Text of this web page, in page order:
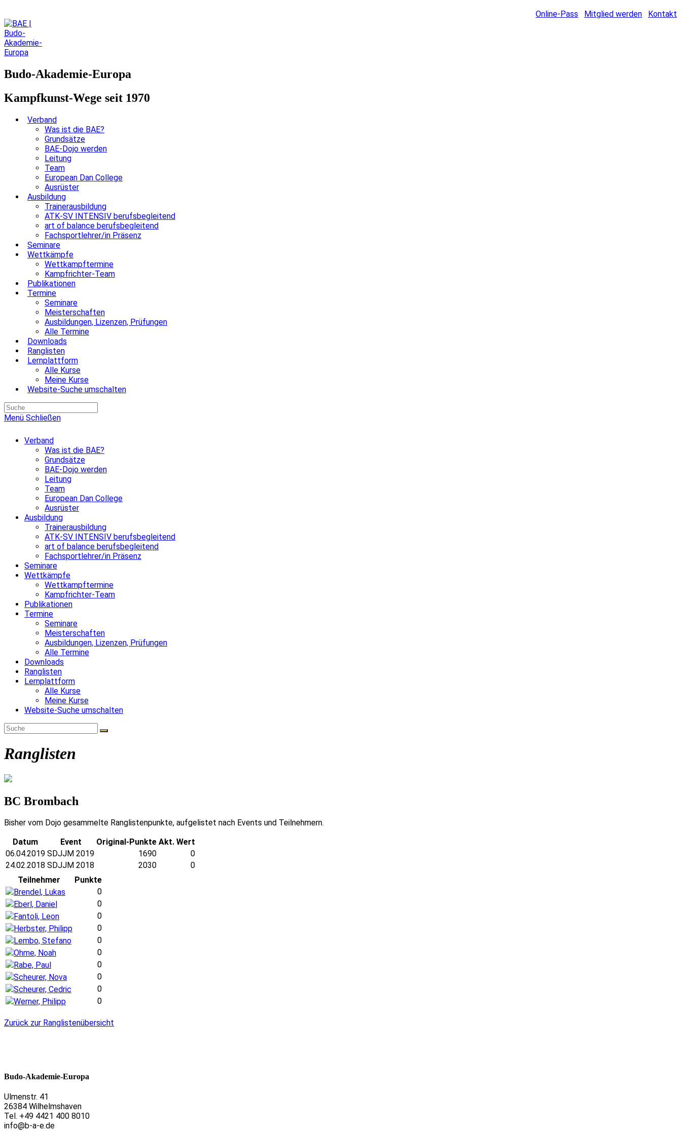
Online-Pass Mitglied werden Kontakt
Budo-Akademie-Europa
Kampfkunst-Wege seit 1970
Verband
Was ist die BAE?
Grundsätze
BAE-Dojo werden
Leitung
Team
European Dan College
Ausrüster
Ausbildung
Trainerausbildung
ATK-SV INTENSIV berufsbegleitend
art of balance berufsbegleitend
Fachsportlehrer/in Präsenz
Seminare
Wettkämpfe
Wettkampftermine
Kampfrichter-Team
Publikationen
Termine
Seminare
Meisterschaften
Ausbildungen, Lizenzen, Prüfungen
Alle Termine
Downloads
Ranglisten
Lernplattform
Alle Kurse
Meine Kurse
Website-Suche umschalten
Menü Schließen
Verband
Was ist die BAE?
Grundsätze
BAE-Dojo werden
Leitung
Team
European Dan College
Ausrüster
Ausbildung
Trainerausbildung
ATK-SV INTENSIV berufsbegleitend
art of balance berufsbegleitend
Fachsportlehrer/in Präsenz
Seminare
Wettkämpfe
Wettkampftermine
Kampfrichter-Team
Publikationen
Termine
Seminare
Meisterschaften
Ausbildungen, Lizenzen, Prüfungen
Alle Termine
Downloads
Ranglisten
Lernplattform
Alle Kurse
Meine Kurse
Website-Suche umschalten
Ranglisten
BC Brombach
Bisher vom Dojo gesammelte Ranglistenpunkte, aufgelistet nach Events und Teilnehmern.
Datum
Event Original-Punkte Akt. Wert
06.04.2019 SDJJM 2019 1690
0
24.02.2018 SDJJM 2018 2030
0
Teilnehmer
Punkte
Brendel, Lukas
0
Eberl, Daniel
0
Fantoli, Leon
0
Herbster, Philipp
0
Lembo, Stefano
0
Ohme, Noah
0
Rabe, Paul
0
Scheurer, Nova
0
Scheurer, Cedric
0
Werner, Philipp
0
Zurück zur Ranglistenübersicht
Budo-Akademie-Europa
Ulmenstr. 41
26384 Wilhelmshaven
Tel. +49 4421 400 8010
info@b-a-e.de